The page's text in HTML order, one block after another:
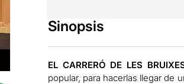
Sinopsis
EL CARRERÓ DE LES
popular, para hacerlas llegar de